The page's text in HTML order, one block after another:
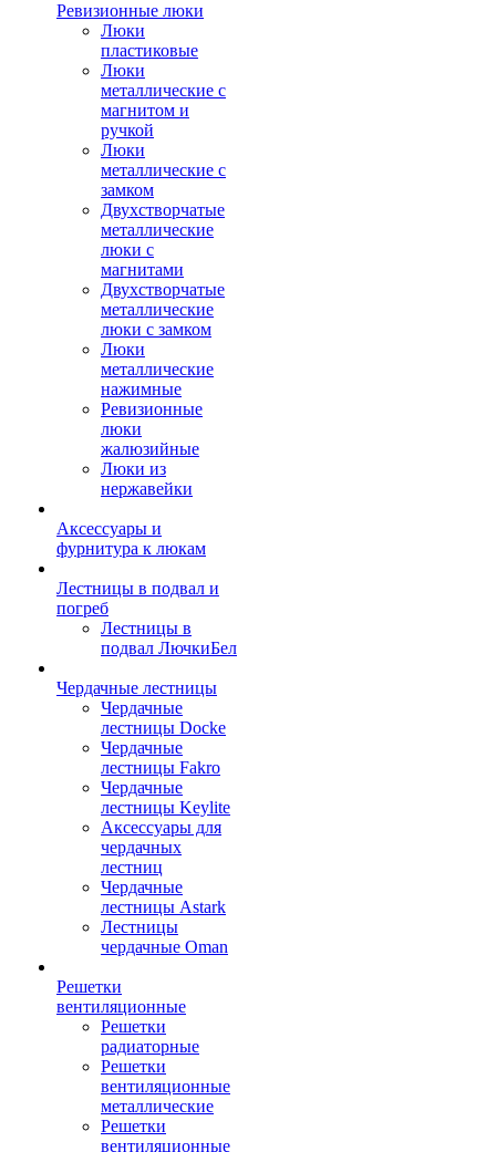
Ревизионные люки
Люки
пластиковые
Люки
металлические с
магнитом и
ручкой
Люки
металлические с
замком
Двухстворчатые
металлические
люки с
магнитами
Двухстворчатые
металлические
люки с замком
Люки
металлические
нажимные
Ревизионные
люки
жалюзийные
Люки из
нержавейки
Аксессуары и
фурнитура к люкам
Лестницы в подвал и
погреб
Лестницы в
подвал ЛючкиБел
Чердачные лестницы
Чердачные
лестницы Docke
Чердачные
лестницы Fakro
Чердачные
лестницы Keylite
Аксессуары для
чердачных
лестниц
Чердачные
лестницы Astark
Лестницы
чердачные Oman
Решетки
вентиляционные
Решетки
радиаторные
Решетки
вентиляционные
металлические
Решетки
вентиляционные